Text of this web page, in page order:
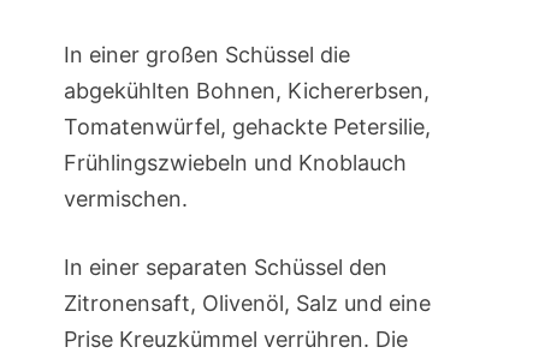
In einer großen Schüssel die
abgekühlten Bohnen, Kichererbsen,
Tomatenwürfel, gehackte Petersilie,
Frühlingszwiebeln und Knoblauch
vermischen.
In einer separaten Schüssel den
Zitronensaft, Olivenöl, Salz und eine
Prise Kreuzkümmel verrühren. Die